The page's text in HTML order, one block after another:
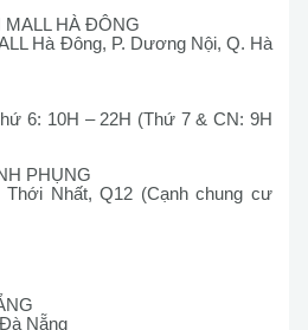
MALL HÀ ĐÔNG
Hà Đông, P. Dương Nội, Q. Hà
6: 10H – 22H (Thứ 7 & CN: 9H
PHỤNG
Thới Nhất, Q12 (Cạnh chung cư
Nẵng